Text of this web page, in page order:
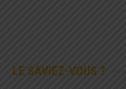
LE SAVIEZ-VOUS ?